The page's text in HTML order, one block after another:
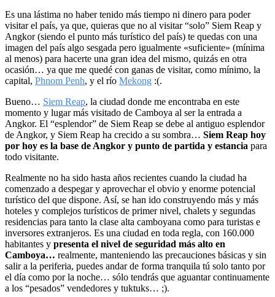
Es una lástima no haber tenido más tiempo ni dinero para poder
visitar el país, ya que, quieras que no al visitar “solo” Siem Reap y
Angkor (siendo el punto más turístico del país) te quedas con una
imagen del país algo sesgada pero igualmente «suficiente» (mínima
al menos) para hacerte una gran idea del mismo, quizás en otra
ocasión… ya que me quedé con ganas de visitar, como mínimo, la
capital, Phnom Penh, y el río Mekong :(.
Bueno… Siem Reap, la ciudad donde me encontraba en este
momento y lugar más visitado de Camboya al ser la entrada a
Angkor. El “esplendor” de Siem Reap se debe al antiguo esplendor
de Angkor, y Siem Reap ha crecido a su sombra… Siem Reap hoy
por hoy es la base de Angkor y punto de partida y estancia para
todo visitante.
Realmente no ha sido hasta años recientes cuando la ciudad ha
comenzado a despegar y aprovechar el obvio y enorme potencial
turístico del que dispone. Así, se han ido construyendo más y más
hoteles y complejos turísticos de primer nivel, chalets y segundas
residencias para tanto la clase alta camboyana como para turistas e
inversores extranjeros. Es una ciudad en toda regla, con 160.000
habitantes y presenta el nivel de seguridad más alto en
Camboya… realmente, manteniendo las precauciones básicas y sin
salir a la periferia, puedes andar de forma tranquila tú solo tanto por
el día como por la noche… sólo tendrás que aguantar continuamente
a los “pesados” vendedores y tuktuks… ;).